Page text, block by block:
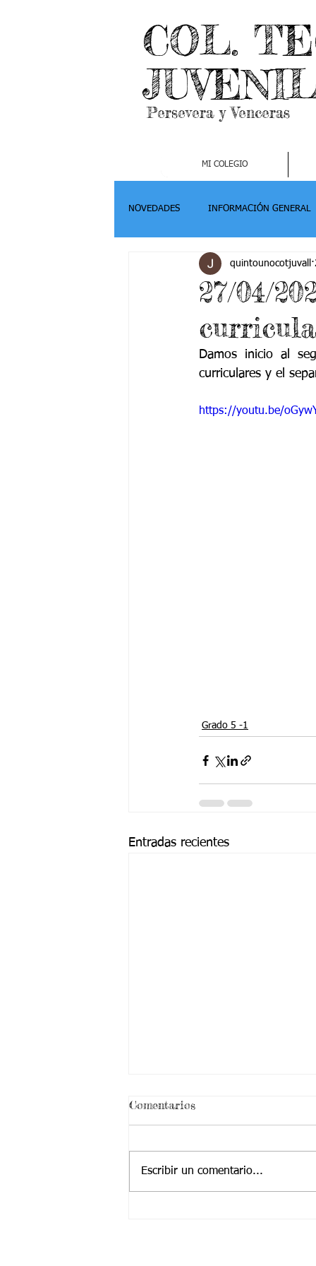
COL.
Persevera y Venceras
MI COLEGIO
NOVEDADES INFORMACIÓN GENERAL
Grado 3 Grado 4-
Grado 6 -2
Grado 9 -1 Grado 9 -2
27/04/
quintounocotjuvall
Damos inicio al
curriculares y el
https://youtu.be/
Grado 5 -1
Entradas recientes
¡ VEN HABLEMOS UN
RATICO DE SEXUALIDAD
!
Comentarios
Escribir un comentario...